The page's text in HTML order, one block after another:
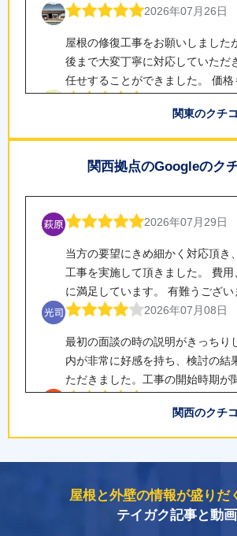
関西拠点のGoogleのク
2026年07月29日
当方の要望にきめ細かく対応頂き
工事を実施して頂きました。 費
に満足しています。 有難うござい
2026年07月08日
最初の面談の時の説明がきっちり
内が非常に好感を持ち、検討の結
ただきました。工事の開始時期が
ことでしたが もう少し早めに一
思いました。何人かの職人さんが
専属で来ていただけました。工事
れませんので 信頼してお任せする
が、対応が 感じの良い方でした。
ました。YouTubeで工事方法や施
詳しく解説されており、信頼でき
をお願いしました。 工事中もこち
に対応していただき、意図を汲み
2026年06月05日
ホームページがとてもわかりやす
関西のクチ
内容も、丁寧に実施していただい
で、リーズナブルと感じました。
説明はいただいてはいましたが、
事開始までの期間を、もう少し短
ればとおもいました。
2026年07月26日
屋根の修復工事をお願いしました
後まで大変丁寧に対応していただ
任せすることができました。 価格も非常に良心的
してくださり、信頼してお願いでき
の方は、工事の進捗やスケジュー
んでした。また、足場を組んでく
んもとても感じが良く、顔を合わ
の作業状況や完了予定などを説明
とても安心感がありました。 実際に施工してくだ
さった職人さんも、手際が良く熱
で、作業内容や進捗をその都度分
してくださるなど、終始誠実な対
た。 仕上がりも大変美しく、家族一同「お願いし
この度は素晴らしい施工をしてい
ありがとうございました。
初めての工事依頼でわからない事
さんの対応も良く満足度が高いサ
他業者からの棟板金への釘抜けを
業がとても丁寧活早く仕上げて頂
かりきれいになりました。 テイ
して本当に良かったです。
2026年07月17日
屋根の葺き替え工事をお願いしました。 施
ても十分に納得したうえで依頼す
した。 工事では職人さんが細かな部分まで気を配
りながら丁寧に施工してくださり
ガルテクトフッ素への葺き替えに
換、換気棟の設置、さらに太陽光
せることができました。 私は長年、建築関係の仕
事に携わり建築士の資格も持って
2026年07月16日
築年数が40年超と古く、メンテナ
わっていなかった年数が長かった
ら「あと何年くらい住めるように
いう考えの下での修繕で、知識が
ガクさんのHPは様々な疑問を解消
関東のクチ
屋根と外壁の情報が盛りだ
テイガク記事と動画